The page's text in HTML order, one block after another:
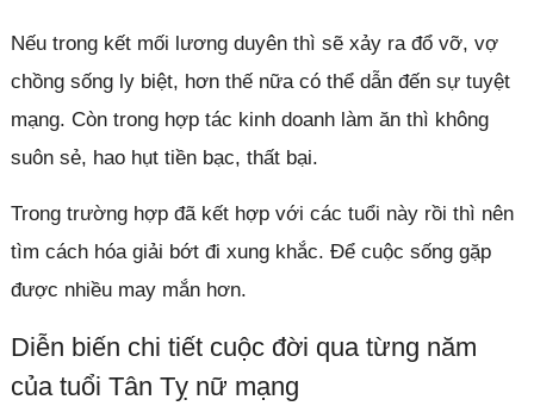
Nếu trong kết mối lương duyên thì sẽ xảy ra đổ vỡ, vợ
chồng sống ly biệt, hơn thế nữa có thể dẫn đến sự tuyệt
mạng. Còn trong hợp tác kinh doanh làm ăn thì không
suôn sẻ, hao hụt tiền bạc, thất bại.
Trong trường hợp đã kết hợp với các tuổi này rồi thì nên
tìm cách hóa giải bớt đi xung khắc. Để cuộc sống gặp
được nhiều may mắn hơn.
Diễn biến chi tiết cuộc đời qua từng năm
của tuổi Tân Tỵ nữ mạng